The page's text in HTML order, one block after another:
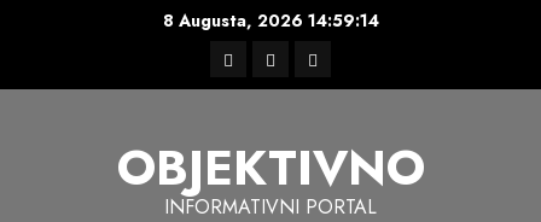
8 Augusta, 2026 14:59:15
FacebookInstagram
Twitter
OBJEKTIVNO
INFORMATIVNI PORTAL